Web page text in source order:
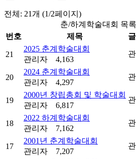
전체: 21개 (1/2페이지)
춘/하계학술대회 목록
번호
제목
21
2025 춘계학술대회
관리자
4,163
20
2024 춘계학술대회
관리자
4,297
19
2000년 창립총회 및 학술대회
관리자
6,817
18
2022 하계학술대회
관리자
7,162
17
2001년 춘계학술대회
관리자
7,207